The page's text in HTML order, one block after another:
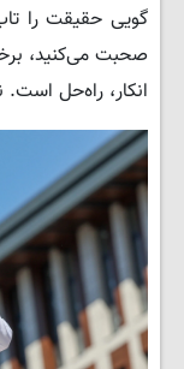
گویی حقیقت را
صحبت می‌کنید،
انکار، راه‌حل